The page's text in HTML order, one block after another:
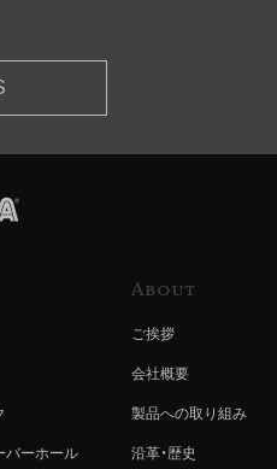
バーホール
About
ご挨拶
会社概要
製品への取り組み
沿革・歴史